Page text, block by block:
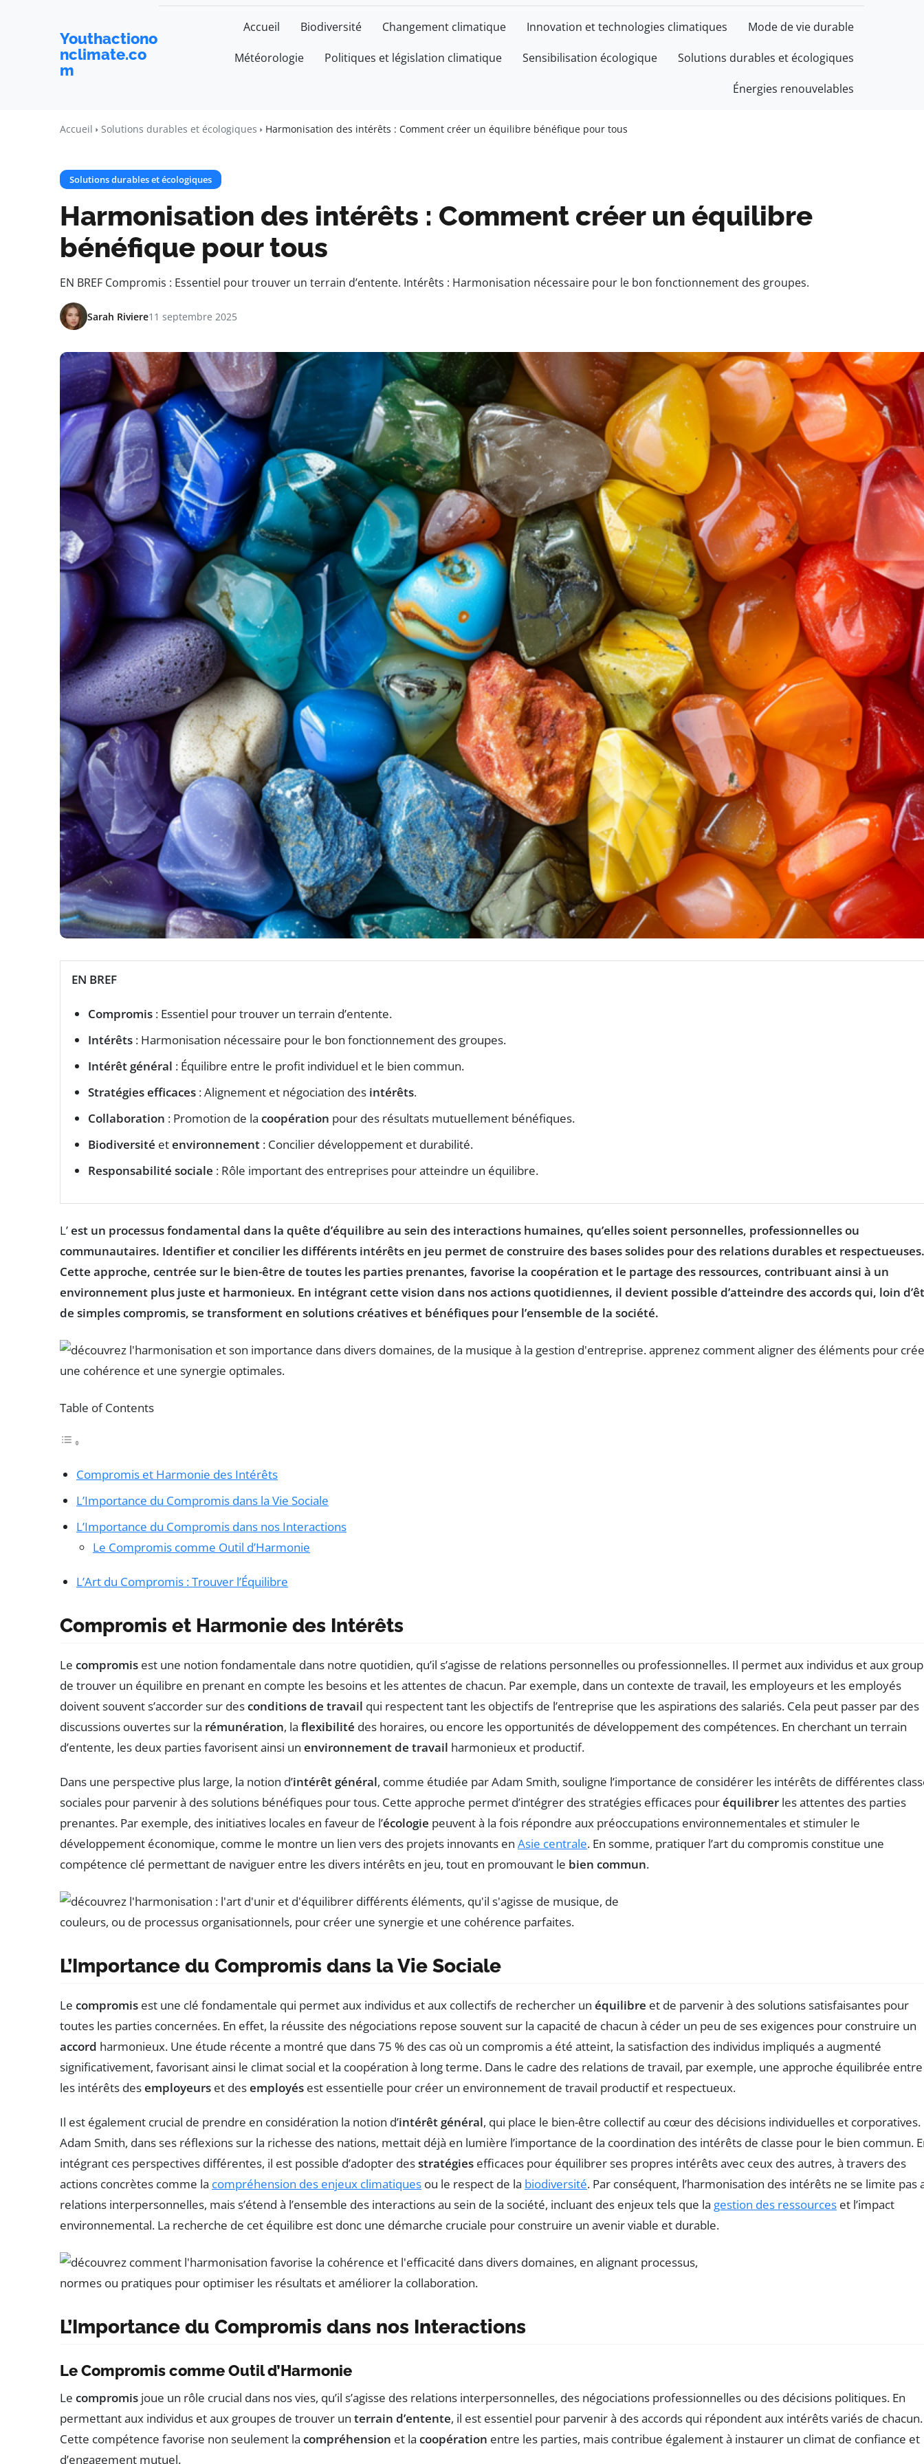
Youthactiono
nclimate.co
m
Accueil Biodiversité Changement climatique Innovation et technologies climatiques Mode de vie durable
Météorologie Politiques et législation climatique Sensibilisation écologique Solutions durables et écologiques
Énergies renouvelables
Accueil Solutions durables et écologiques Harmonisation des intérêts : Comment créer un équilibre bénéfique pour tous
Solutions durables et écologiques
Harmonisation des intérêts : Comment créer un équilibre
bénéfique pour tous
EN BREF Compromis : Essentiel pour trouver un terrain d’entente. Intérêts : Harmonisation nécessaire pour le bon fonctionnement des groupes.
Sarah Riviere11 septembre 2025
EN BREF
Compromis : Essentiel pour trouver un terrain d’entente.
Intérêts : Harmonisation nécessaire pour le bon fonctionnement des groupes.
Intérêt général : Équilibre entre le profit individuel et le bien commun.
Stratégies efficaces : Alignement et négociation des intérêts.
Collaboration : Promotion de la coopération pour des résultats mutuellement bénéfiques.
Biodiversité etenvironnement : Concilier développement et durabilité.
Responsabilité sociale : Rôle important des entreprises pour atteindre un équilibre.
L’est un processus fondamental dans la quête d’équilibre au sein des interactions humaines, qu’elles soient personnelles, professionnelles ou
communautaires. Identifier et concilier lesdifférents intérêtsen jeu permet de construire des bases solides pour des relations durables et respectueuses.
Cette approche, centrée sur le bien-être de toutes les parties prenantes, favorise la coopération et le partage des ressources, contribuant ainsi à un
environnement plus juste et harmonieux. En intégrant cette vision dans nos actions quotidiennes, il devient possible d’atteindre des accords qui, loin
de simples compromis, se transforment en solutions créatives et bénéfiques pour l’ensemble de la société.
Table of Contents
Compromis et Harmonie des Intérêts
L’Importance du Compromis dans la Vie Sociale
L’Importance du Compromis dans nos Interactions
Le Compromis comme Outil d’Harmonie
L’Art du Compromis : Trouver l’Équilibre
Compromis et Harmonie des Intérêts
Le compromis est une notion fondamentale dans notre quotidien, qu’il s’agisse de relations personnelles ou professionnelles. Il permet aux individus et aux
de trouver un équilibre en prenant en compte les besoins et les attentes de chacun. Par exemple, dans un contexte de travail, les employeurs et les employés
doivent souvent s’accorder sur desconditions de travail qui respectent tant les objectifs de l’entreprise que les aspirations des salariés. Cela peut passer par des
discussions ouvertes sur la rémunération, la flexibilité des horaires, ou encore les opportunités de développement des compétences. En cherchant un terrain
d’entente, les deux parties favorisent ainsi un environnement de travail harmonieux et productif.
Dans une perspective plus large, la notion d’intérêt général, comme étudiée par Adam Smith, souligne l’importance de considérer les intérêts de différentes
sociales pour parvenir à des solutions bénéfiques pour tous. Cette approche permet d’intégrer des stratégies efficaces pouréquilibrer les attentes des parties
prenantes. Par exemple, des initiatives locales en faveur de l’écologie peuvent à la fois répondre aux préoccupations environnementales et stimuler le
développement économique, comme le montre un lien vers des projets innovants en Asie centrale. En somme, pratiquer l’art du compromis constitue une
compétence clé permettant de naviguer entre les divers intérêts en jeu, tout en promouvant le bien commun.
L’Importance du Compromis dans la Vie Sociale
Le compromis est une clé fondamentale qui permet aux individus et aux collectifs de rechercher un équilibre et de parvenir à des solutions satisfaisantes pour
toutes les parties concernées. En effet, la réussite des négociations repose souvent sur la capacité de chacun à céder un peu de ses exigences pour construire un
accord harmonieux. Une étude récente a montré que dans 75 % des cas où un compromis a été atteint, la satisfaction des individus impliqués a augmenté
significativement, favorisant ainsi le climat social et la coopération à long terme. Dans le cadre des relations de travail, par exemple, une approche équilibrée entre
les intérêts desemployeurs et desemployés est essentielle pour créer un environnement de travail productif et respectueux.
Il est également crucial de prendre en considération la notion d’intérêt général, qui place le bien-être collectif au cœur des décisions individuelles et corporatives.
Adam Smith, dans ses réflexions sur la richesse des nations, mettait déjà en lumière l’importance de la coordination des intérêts de classe pour le bien commun.
intégrant ces perspectives différentes, il est possible d’adopter desstratégies efficaces pour équilibrer ses propres intérêts avec ceux des autres, à travers des
actions concrètes comme la compréhension des enjeux climatiques ou le respect de la biodiversité. Par conséquent, l’harmonisation des intérêts ne se limite pas
relations interpersonnelles, mais s’étend à l’ensemble des interactions au sein de la société, incluant des enjeux tels que la gestion des ressources et l’impact
environnemental. La recherche de cet équilibre est donc une démarche cruciale pour construire un avenir viable et durable.
L’Importance du Compromis dans nos Interactions
Le Compromis comme Outil d’Harmonie
Le compromis joue un rôle crucial dans nos vies, qu’il s’agisse des relations interpersonnelles, des négociations professionnelles ou des décisions politiques. En
permettant aux individus et aux groupes de trouver un terrain d’entente, il est essentiel pour parvenir à des accords qui répondent aux intérêts variés de chacun.
Cette compétence favorise non seulement la compréhension et la coopération entre les parties, mais contribue également à instaurer un climat de confiance et
d’engagement mutuel.